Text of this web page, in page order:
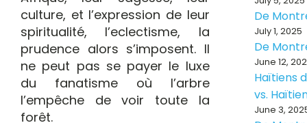
culture, et l’expression de leur
spiritualité, l’eclectisme, la
prudence alors s’imposent. Il
ne peut pas se payer le luxe
du fanatisme où l’arbre
l’empêche de voir toute la
forêt.
De
July 1, 2025
De
June 12,
Haïtiens
vs.
June 3,